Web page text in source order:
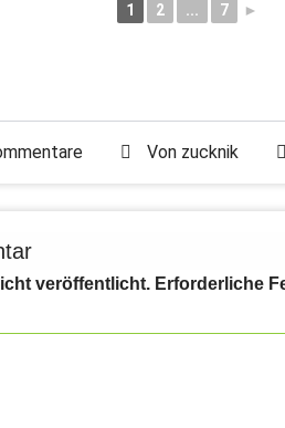
1 2 ... 7 ►
Von zucknik
veröffentlicht. Erforderliche